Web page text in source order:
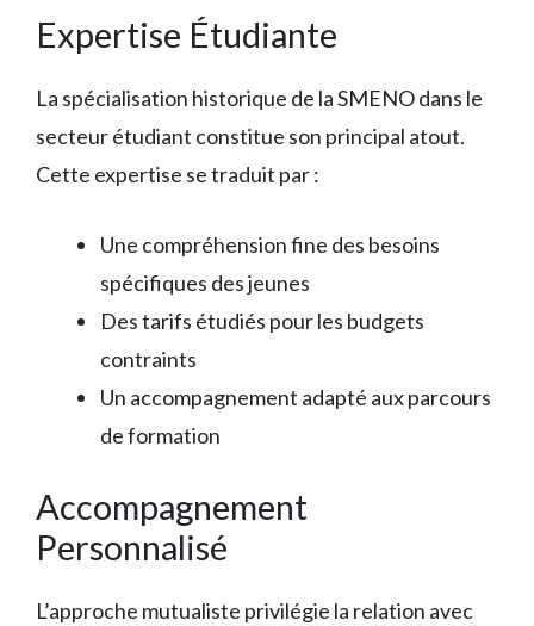
Expertise Étudiante
La spécialisation historique de la SMENO dans le
secteur étudiant constitue son principal atout.
Cette expertise se traduit par :
Une compréhension fine des besoins
spécifiques des jeunes
Des tarifs étudiés pour les budgets
contraints
Un accompagnement adapté aux parcours
de formation
Accompagnement
Personnalisé
L’approche mutualiste privilégie la relation avec